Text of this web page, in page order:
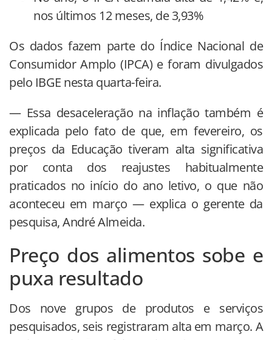
nos últimos 12 meses, de 3,93%
Os dados fazem parte do Índice Nacional de
Consumidor Amplo (IPCA) e foram divulgados
pelo IBGE nesta quarta-feira.
— Essa desaceleração na inflação também é
explicada pelo fato de que, em fevereiro, os
preços da Educação tiveram alta significativa
por conta dos reajustes habitualmente
praticados no início do ano letivo, o que não
aconteceu em março — explica o gerente da
pesquisa, André Almeida.
Preço dos alimentos sobe e
puxa resultado
Dos nove grupos de produtos e serviços
pesquisados, seis registraram alta em março. A